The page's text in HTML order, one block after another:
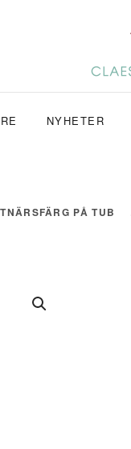
NYHETER
PÅ TUB